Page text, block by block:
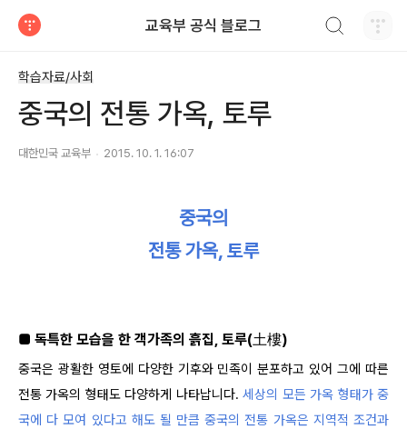
교육부 공식 블로그
학습자료/사회
중국의 전통 가옥, 토루
대한민국 교육부 2015. 10. 1. 16:07
중국의
전통 가옥, 토루
■ 독특한 모습을 한 객가족의 흙집, 토루(土樓)
중국은 광활한 영토에 다양한 기후와 민족이 분포하고 있어 그에 따른
전통 가옥의 형태도 다양하게 나타납니다.세상의 모든 가옥 형태가 중
국에 다 모여 있다고 해도 될 만큼 중국의 전통 가옥은 지역적 조건과